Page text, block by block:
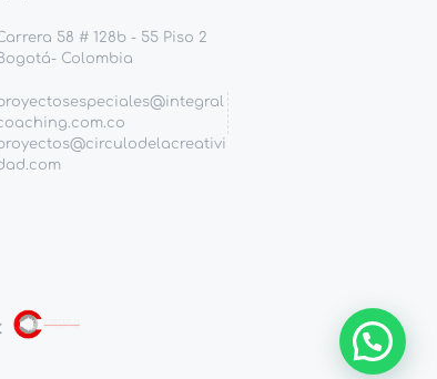
58 # 128b - 55 Piso 2
Colombia